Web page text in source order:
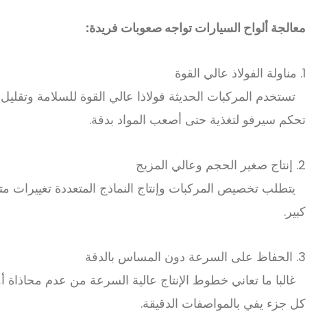
معالجة ألواح السيارات تواجه صعوبات فريدة:
1. مناولة الفولاذ عالي القوة
تستخدم المركبات الحديثة فولاذا عالي القوة للسلامة
تحكم سيرفو لتغذية حتى أصعب المواد بدقة.
2. إنتاج صغير الحجم وعالي المزيج
يتطلب تخصيص المركبات وإنتاج النماذج المتعددة
كبير.
3. الحفاظ على السرعة دون المساس بالدقة
غالبا ما تعاني خطوط الإنتاج عالية السرعة من عدم
كل جزء يفي بالمواصفات الدقيقة.